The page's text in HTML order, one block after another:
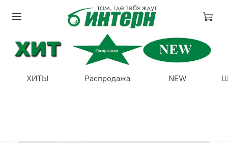
ХИТЫ Распродажа NEW